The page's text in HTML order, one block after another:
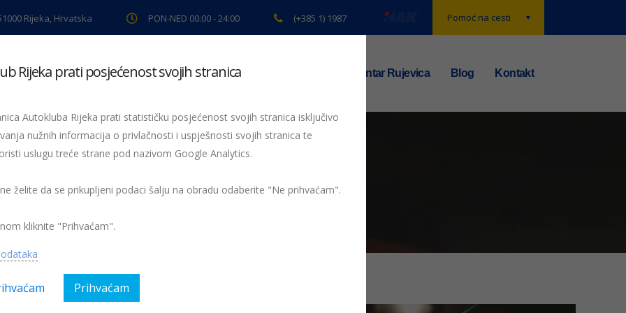
Pomoć na cesti
Rijeka, Hrvatska PON-NED 00:00 - 24:00 (+385 1) 1987
pregled Pomoć na cesti Servis Preventiva TS centar Rujevica Blog Kontakt
o CRO autosportu – Brzi i žestoki 179365_372157482877620_89055771_n
Rijeka prati posjećenost svojih stranica
Autokluba Rijeka prati statističku posjećenost svojih stranica isključivo
nužnih informacija o privlačnosti i uspješnosti svojih stranica te
uslugu treće strane pod nazivom Google Analytics.
želite da se prikupljeni podaci šalju na obradu odaberite "Ne prihvaćam".
kliknite "Prihvaćam".
Prihvaćam